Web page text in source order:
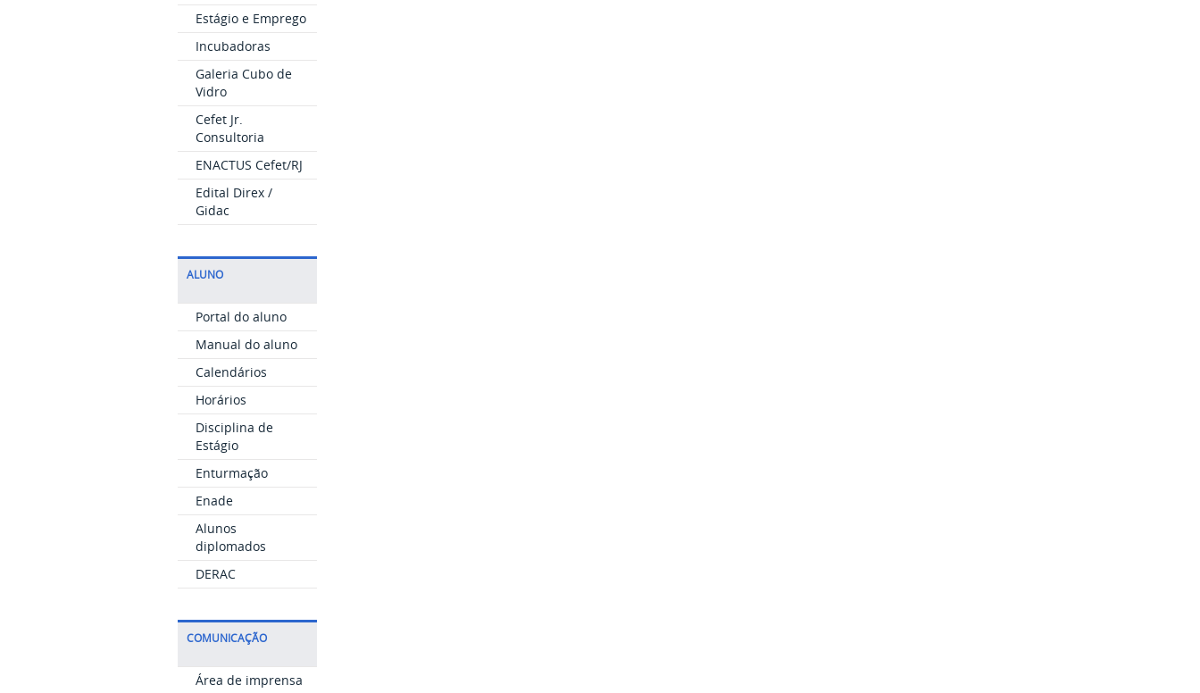
Estágio e Emprego
Incubadoras
Galeria Cubo de
Vidro
Cefet Jr.
Consultoria
ENACTUS Cefet/RJ
Edital Direx /
Gidac
ALUNO
Portal do aluno
Manual do aluno
Calendários
Horários
Disciplina de
Estágio
Enturmação
Enade
Alunos
diplomados
DERAC
COMUNICAÇÃO
Área de imprensa